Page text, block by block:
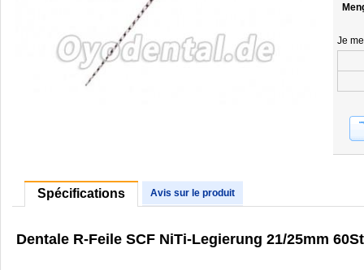
Je
Spécifications Avis sur le produit
Dentale R-Feile SCF NiTi-Legierung 21/25mm